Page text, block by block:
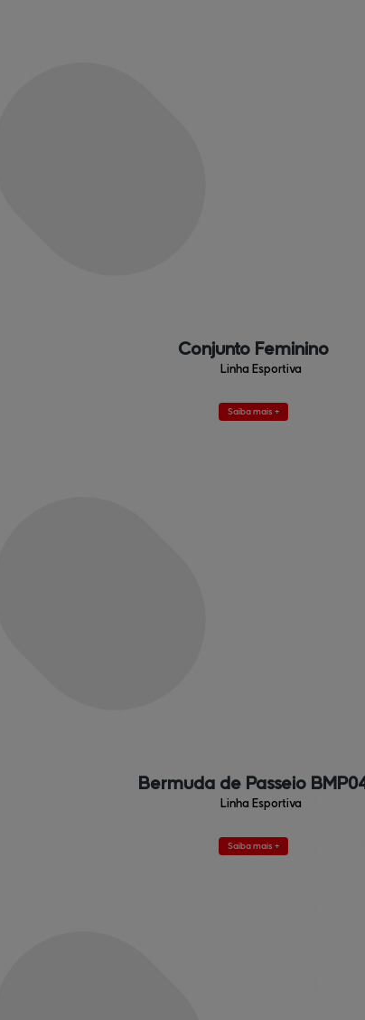
Conjunto Feminino
Linha Esportiva
Saiba mais +
Bermuda de Passeio
Linha Esportiva
Saiba mais +